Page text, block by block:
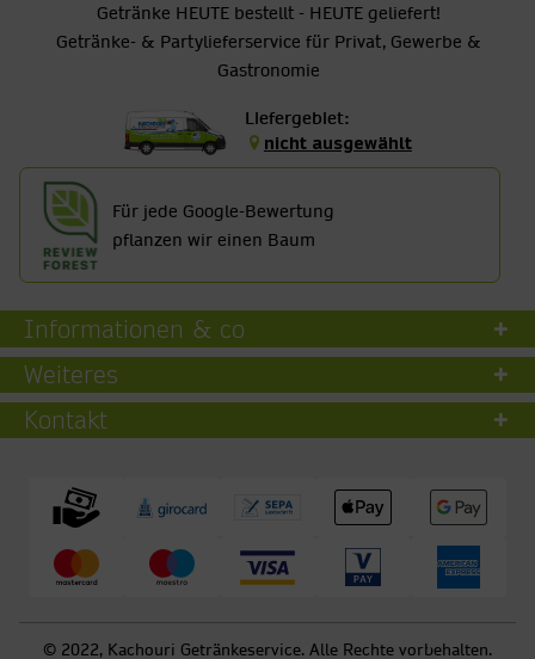
Getränke HEUTE bestellt - HEUTE geliefert!
Getränke- & Partylieferservice für Privat, Gewerbe &
Gastronomie
Liefergebiet:
nicht ausgewählt
Für jede Google-Bewertung
pflanzen wir einen Baum
Informationen & co
Weiteres
Kontakt
© 2022, Kachouri Getränkeservice. Alle Rechte vorbehalten.